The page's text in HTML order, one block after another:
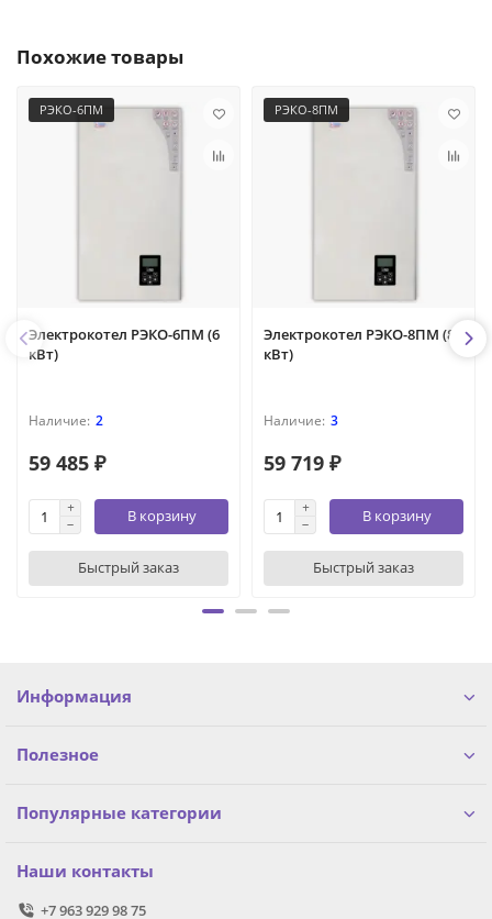
Похожие товары
РЭКО-6ПМ
Электрокотел РЭКО-6ПМ (6
кВт)
2
59 485 ₽
В корзину
Быстрый заказ
РЭКО-8ПМ
Электрокотел РЭКО-8ПМ (8
кВт)
3
59 719 ₽
В корзину
Быстрый заказ
Информация
Полезное
Популярные категории
Наши контакты
+7 963 929 98 75